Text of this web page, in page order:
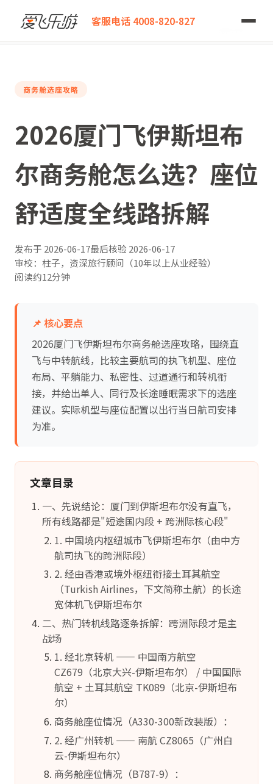
客服电话 4008-820-827
爱飞乐游
2026厦门飞伊斯坦布尔商务舱怎么选？座位舒适度全线路拆解
商务舱选座攻略
2026厦门飞伊斯坦布
尔商务舱怎么选？座位
舒适度全线路拆解
发布于 2026-06-17最后核验2026-06-17
审校：柱子，资深旅行顾问（10年以上从业经验）
阅读约12分钟
📌 核心要点
2026厦门飞伊斯坦布尔商务舱选座攻略，围绕直
飞与中转航线，比较主要航司的执飞机型、座位
布局、平躺能力、私密性、过道通行和转机衔
接，并给出单人、同行及长途睡眠需求下的选座
建议。实际机型与座位配置以出行当日航司安排
为准。
文章目录
一、先说结论：厦门到伊斯坦布尔没有直飞，
所有线路都是"短途国内段 + 跨洲际核心段"
1. 中国境内枢纽城市飞伊斯坦布尔（由中方
航司执飞的跨洲际段）
2. 经由香港或境外枢纽衔接土耳其航空
（Turkish Airlines，下文简称土航）的长途
宽体机飞伊斯坦布尔
二、热门转机线路逐条拆解：跨洲际段才是主
战场
1. 经北京转机 —— 中国南方航空
CZ679（北京大兴-伊斯坦布尔） / 中国国际
航空 + 土耳其航空 TK089（北京-伊斯坦布
尔）
商务舱座位情况（A330-300新改装版）：
2. 经广州转机 —— 南航 CZ8065（广州白
云-伊斯坦布尔）
商务舱座位情况（B787-9）：